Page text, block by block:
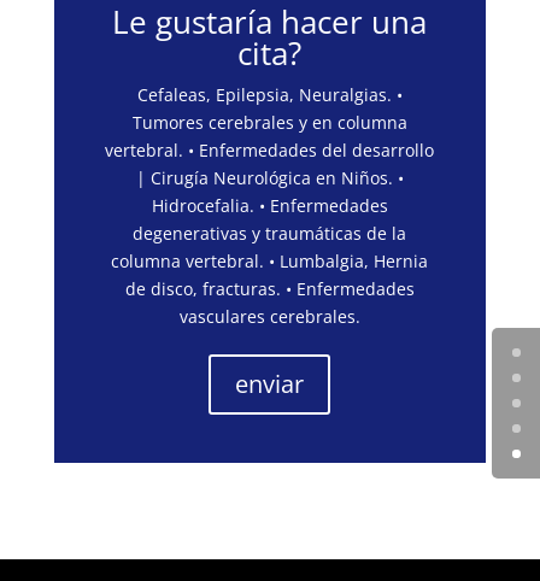
Le gustaría hacer una
cita?
Cefaleas, Epilepsia, Neuralgias. •
Tumores cerebrales y en columna
vertebral. • Enfermedades del desarrollo
| Cirugía Neurológica en Niños. •
Hidrocefalia. • Enfermedades
degenerativas y traumáticas de la
columna vertebral. • Lumbalgia, Hernia
de disco, fracturas. • Enfermedades
vasculares cerebrales.
enviar